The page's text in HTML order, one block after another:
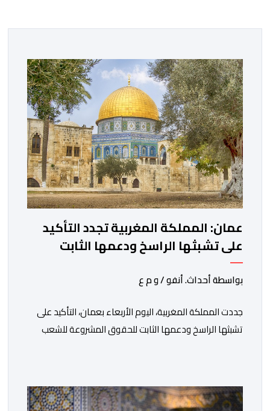
عمان: المملكة المغربية تجدد التأكيد
على تشبثها الراسخ ودعمها الثابت
للحقوق المشروعة للشعب الفلسطيني
الشقيق
بواسطة أحداث. أنفو / و م ع
جددت المملكة المغربية، اليوم الأربعاء بعمان، التأكيد على
تشبثها الراسخ ودعمها الثابت للحقوق المشروعة للشعب
الشريف، واقتناعها بفضائل الحوار والتفاوض كسبيل وحيد
لحل الصراع الفلسطيني- الإسرائيلي، بعيدا عن أعمال العنف